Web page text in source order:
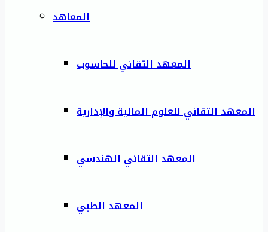
المعاهد
المعهد التقاني للحاسوب
المعهد التقاني للعلوم المالية والإدارية
المعهد التقاني الهندسي
المعهد الطبي